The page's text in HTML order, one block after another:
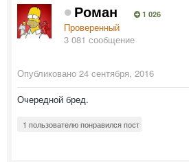
Роман 1 026
Проверенный
3 081 сообщение
Опубликовано 24 сентября, 2016
Очередной бред.
1 пользователю понравился пост